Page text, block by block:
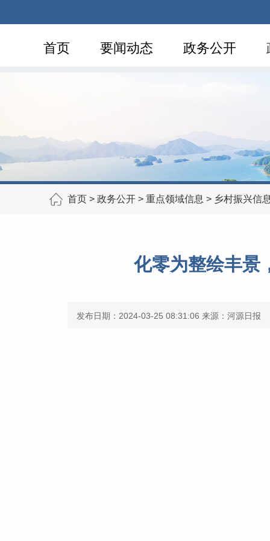
首页 要闻动态 政务公开
首页 > 政务公开 > 重点领域信息 > 乡村振兴信
化零为整绘丰景
发布日期：2024-03-25 08:31:06 来源：河源日报